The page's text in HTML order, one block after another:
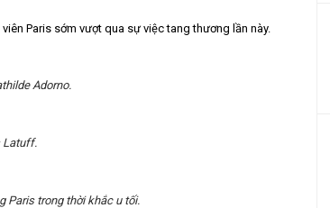
Paris sớm vượt qua sự việc tang thương lần này.
Adorno.
Latuff.
Paris trong thời khắc u tối.